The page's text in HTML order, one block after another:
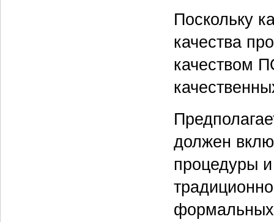
Поскольку
качества
качеством
должен
процедуры
формальных